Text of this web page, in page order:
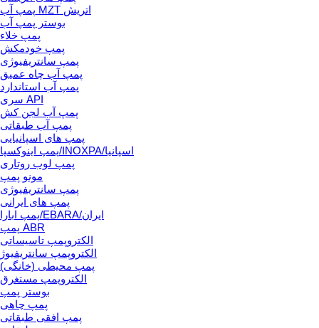
پمپ آب MZT اتریش
بوستر پمپ آب
پمپ خلاء
پمپ خودمکش
پمپ سانتریفیوژی
پمپ آب چاه عمیق
پمپ آب استاندارد
سری API
پمپ آب لجن کش
پمپ آب طبقاتی
پمپ های اسپانیایی
پمپ اینوکسپا/INOXPA/اسپانیا
پمپ لوب روتاری
مونو پمپ
پمپ سانتریفیوژی
پمپ های ایرانی
پمپ ابارا/EBARA/ایران
پمپ ABR
الکتروپمپ تاسیساتی
الکتروپمپ سانتریفیوژ
پمپ محیطی (خانگی)
الکتروپمپ مستغرق
بوستر پمپ
پمپ چاهی
پمپ افقی طبقاتی